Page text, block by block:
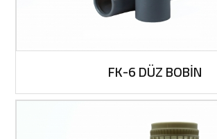
FK-6 DÜZ BOBİN